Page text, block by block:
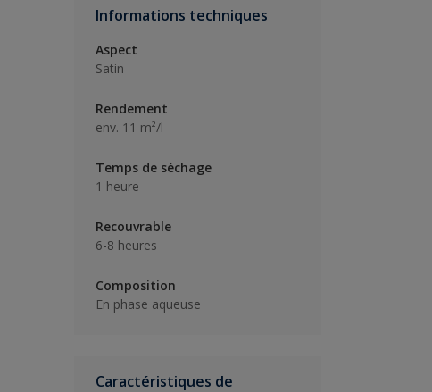
Informations techniques
Aspect
Satin
Rendement
env. 11 m²/l
Temps de séchage
1 heure
Recouvrable
6-8 heures
Composition
En phase aqueuse
Caractéristiques de